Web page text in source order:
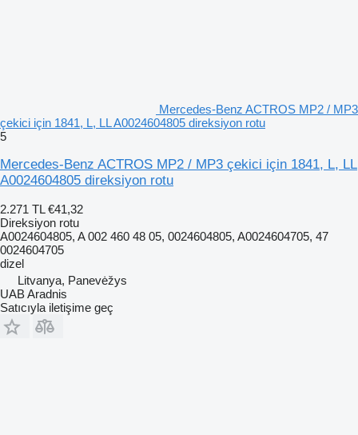
Mercedes-Benz ACTROS MP2 / MP3
çekici için 1841, L, LL A0024604805 direksiyon rotu
5
Mercedes-Benz ACTROS MP2 / MP3 çekici için 1841, L, LL
A0024604805 direksiyon rotu
2.271 TL €41,32
Direksiyon rotu
A0024604805, A 002 460 48 05, 0024604805, A0024604705, 47
0024604705
dizel
Litvanya, Panevėžys
UAB Aradnis
Satıcıyla iletişime geç